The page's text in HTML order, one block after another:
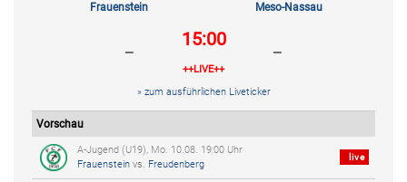
Frauenstein Meso-Nassau
- 15:00
++LIVE++ -
» zum ausführlichen Liveticker
Vorschau
A-Jugend (U19), Mo. 10.08. 19:00 Uhr
Frauenstein vs. Freudenberg
live